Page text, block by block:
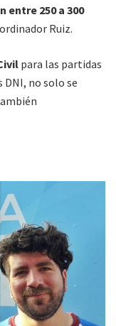
entre 250 a 300
Ruiz.
para las partidas
DNI, no solo se